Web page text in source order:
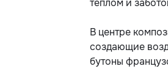
теплом и
В центре
создающие
бутоны